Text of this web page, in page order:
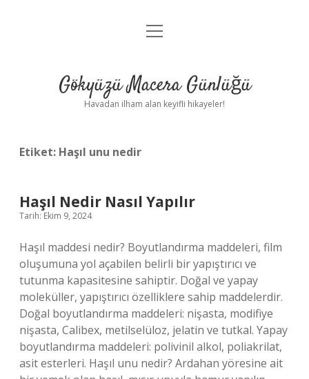
Anasayfa
Yasal Uyarı
menüyü
Gökyüzü Macera Günlüğü
Havadan ilham alan keyifli hikayeler!
Etiket: Haşıl unu nedir
Haşıl Nedir Nasıl Yapılır
Tarih: Ekim 9, 2024
Haşıl maddesi nedir? Boyutlandırma maddeleri, film
oluşumuna yol açabilen belirli bir yapıştırıcı ve
tutunma kapasitesine sahiptir. Doğal ve yapay
moleküller, yapıştırıcı özelliklere sahip maddelerdir.
Doğal boyutlandırma maddeleri: nişasta, modifiye
nişasta, Calibex, metilselüloz, jelatin ve tutkal. Yapay
boyutlandırma maddeleri: polivinil alkol, poliakrilat,
asit esterleri. Haşıl unu nedir? Ardahan yöresine ait